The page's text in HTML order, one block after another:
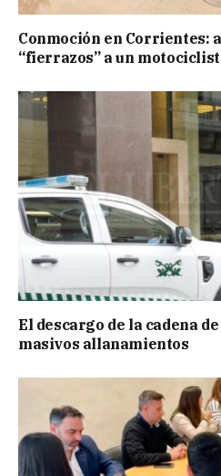
Conmoción en Corrientes:
“fierrazos” a un
El descargo de la cadena
masivos allanamientos